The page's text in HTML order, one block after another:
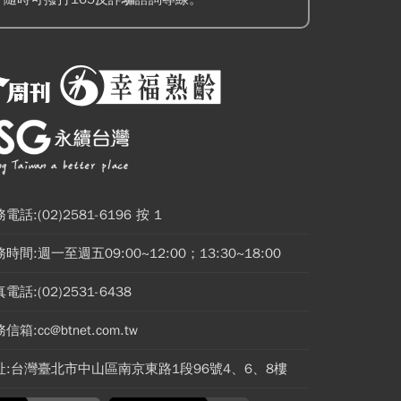
電話:(02)2581-6196 按 1
時間:週一至週五09:00~12:00；13:30~18:00
電話:(02)2531-6438
信箱:cc@btnet.com.tw
:台灣臺北市中山區南京東路1段96號4、6、8樓